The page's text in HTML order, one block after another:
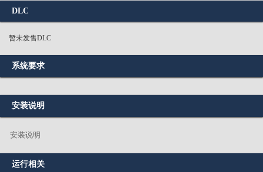
DLC
暂未发售DLC
系统要求
安装说明
安装说明
运行相关